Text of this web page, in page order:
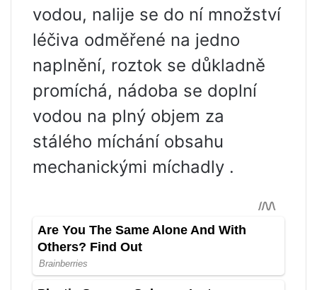
vodou, nalije se do ní množství
léčiva odměřené na jedno
naplnění, roztok se důkladně
promíchá, nádoba se doplní
vodou na plný objem za
stálého míchání obsahu
mechanickými míchadly .